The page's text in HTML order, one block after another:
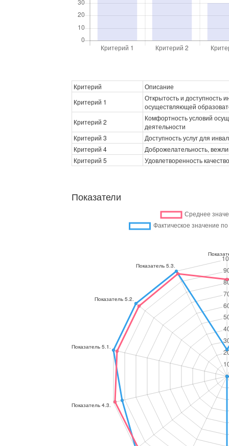
Критерий
Описание
Критерий 1
Открытость и доступность
осуществляющей
Критерий 2
Комфортность условий
деятельности
Критерий 3
Доступность услуг для
Критерий 4
Доброжелательность,
Критерий 5
Удовлетворенность
Показатели